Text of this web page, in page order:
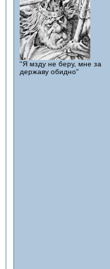
"Я мзду не беру, мне за
державу обидно"